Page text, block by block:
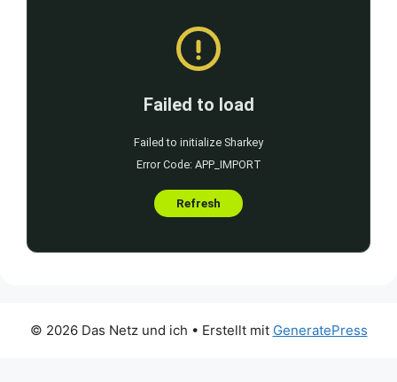
© 2026 Das Netz und ich • Erstellt mit GeneratePress